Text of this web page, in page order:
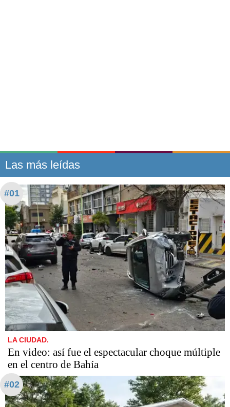
Las más leídas
#01
LA CIUDAD.
En video: así fue el espectacular choque múltiple
en el centro de Bahía
#02